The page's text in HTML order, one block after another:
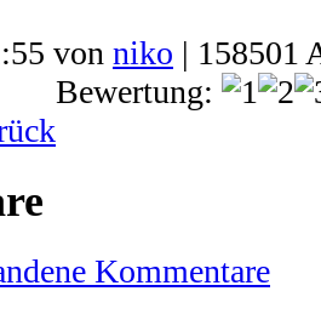
von niko | 158501
Bewertung:
Kommentare